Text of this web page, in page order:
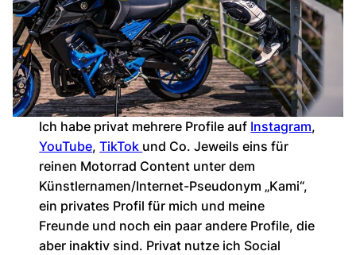
Ich habe privat mehrere Profile auf Instagram,
YouTube,TikTok und Co. Jeweils eins für
reinen Motorrad Content unter dem
Künstlernamen/Internet-Pseudonym „Kami“,
ein privates Profil für mich und meine
Freunde und noch ein paar andere Profile, die
aber inaktiv sind. Privat nutze ich Social